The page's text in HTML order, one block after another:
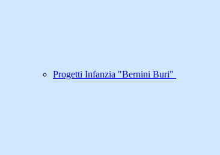
Progetti Infanzia "Bernini Buri"